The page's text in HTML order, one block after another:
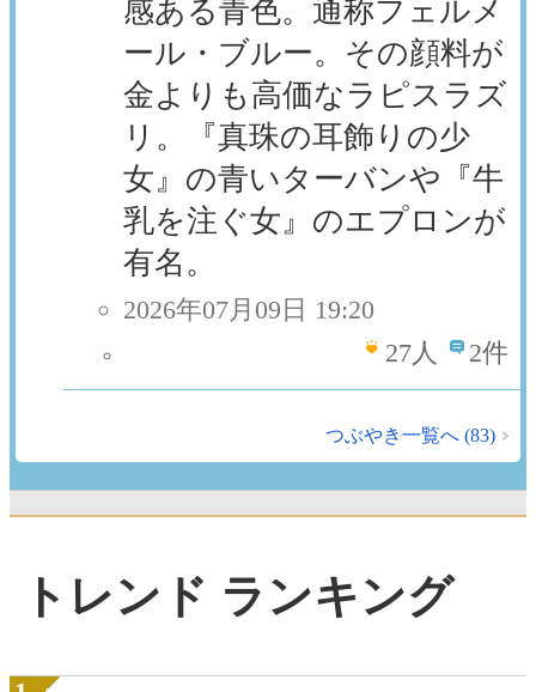
感ある青色。通称フェルメ
ール・ブルー。その顔料が
金よりも高価なラピスラズ
リ。『真珠の耳飾りの少
女』の青いターバンや『牛
乳を注ぐ女』のエプロンが
有名。
2026年07月09日 19:20
27人 2件
つぶやき一覧へ (83)
トレンド ランキング